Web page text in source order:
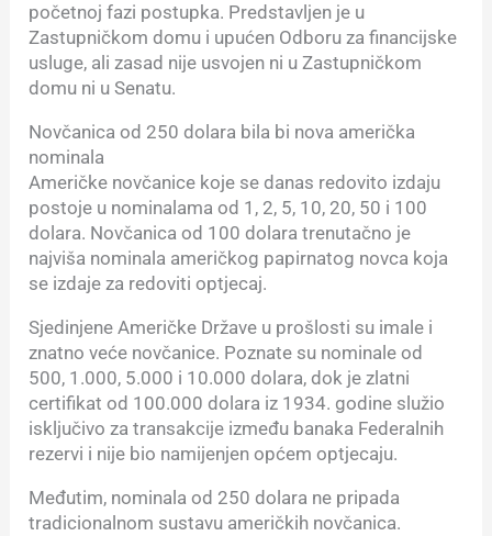
početnoj fazi postupka. Predstavljen je u
Zastupničkom domu i upućen Odboru za financijske
usluge, ali zasad nije usvojen ni u Zastupničkom
domu ni u Senatu.
Novčanica od 250 dolara bila bi nova američka
nominala
Američke novčanice koje se danas redovito izdaju
postoje u nominalama od 1, 2, 5, 10, 20, 50 i 100
dolara. Novčanica od 100 dolara trenutačno je
najviša nominala američkog papirnatog novca koja
se izdaje za redoviti optjecaj.
Sjedinjene Američke Države u prošlosti su imale i
znatno veće novčanice. Poznate su nominale od
500, 1.000, 5.000 i 10.000 dolara, dok je zlatni
certifikat od 100.000 dolara iz 1934. godine služio
isključivo za transakcije između banaka Federalnih
rezervi i nije bio namijenjen općem optjecaju.
Međutim, nominala od 250 dolara ne pripada
tradicionalnom sustavu američkih novčanica.